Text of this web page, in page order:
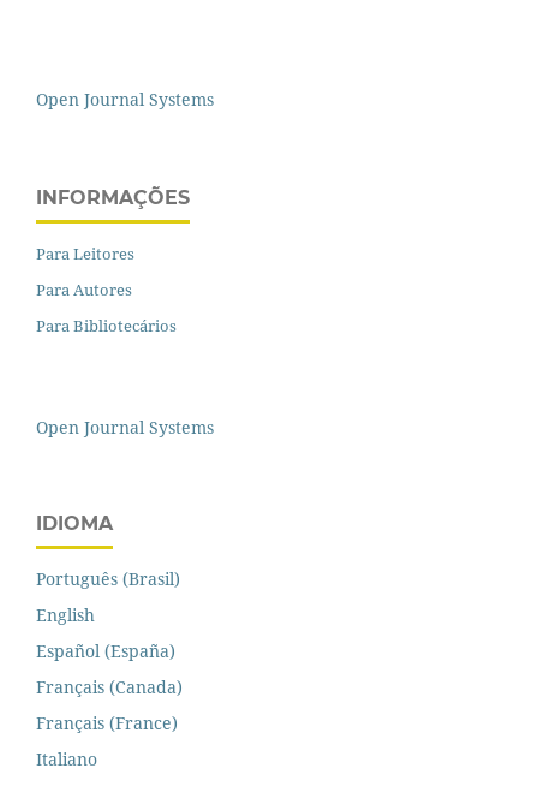
Open Journal Systems
INFORMAÇÕES
Para Leitores
Para Autores
Para Bibliotecários
Open Journal Systems
IDIOMA
Português (Brasil)
English
Español (España)
Français (Canada)
Français (France)
Italiano